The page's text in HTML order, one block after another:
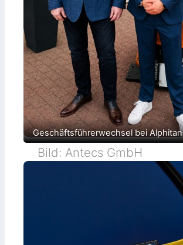
Geschäftsführerwechsel bei Alphitan
Bild: Antecs GmbH